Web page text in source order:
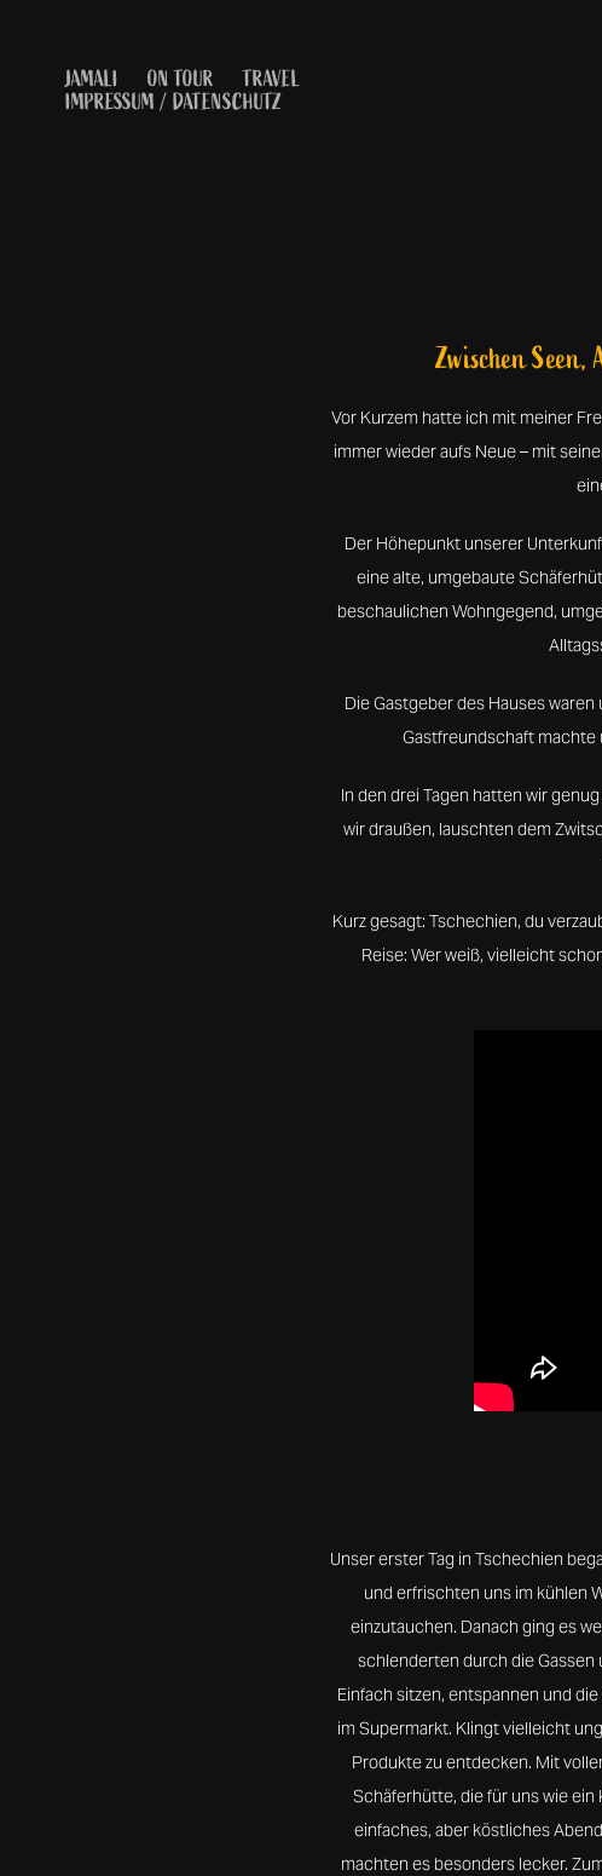
JAMALI ON TOUR
TRAVEL
IMPRESSUM / DATENSCHUTZ
Zwischen
Vor Kurzem hatte ich mit meiner
immer wieder aufs Neue – mit
Der Höhepunkt unserer
eine alte, umgebaute
beschaulichen Wohngegend,
Die Gastgeber des Hauses
Gastfreundschaft machte
In den drei Tagen hatten wir
wir draußen, lauschten dem
Kurz gesagt: Tschechien, du
Reise: Wer weiß, vielleicht
Unser erster Tag in Tschechien
und erfrischten uns im kühlen
einzutauchen. Danach ging es
schlenderten durch die Gassen
Einfach sitzen, entspannen und
im Supermarkt. Klingt vielleicht
Produkte zu entdecken. Mit
Schäferhütte, die für uns wie ein
einfaches, aber köstliches
machten es besonders lecker.